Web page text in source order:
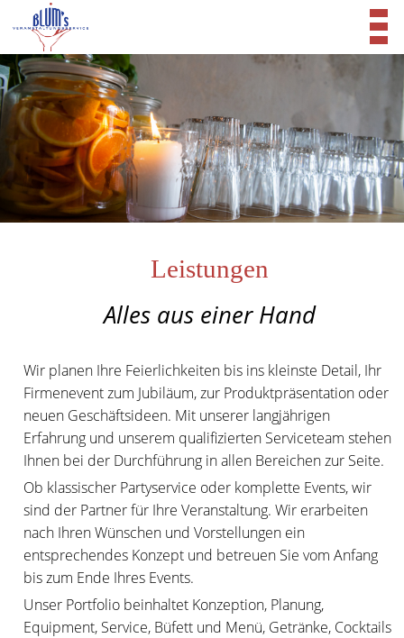
Leistungen
Alles aus einer Hand
Wir planen Ihre Feierlichkeiten bis ins kleinste Detail, Ihr
Firmenevent zum Jubiläum, zur Produktpräsentation oder
neuen Geschäftsideen. Mit unserer langjährigen
Erfahrung und unserem qualifizierten Serviceteam stehen
Ihnen bei der Durchführung in allen Bereichen zur Seite.
Ob klassischer Partyservice oder komplette Events, wir
sind der Partner für Ihre Veranstaltung. Wir erarbeiten
nach Ihren Wünschen und Vorstellungen ein
entsprechendes Konzept und betreuen Sie vom Anfang
bis zum Ende Ihres Events.
Unser Portfolio beinhaltet Konzeption, Planung,
Equipment, Service, Büfett und Menü, Getränke, Cocktails